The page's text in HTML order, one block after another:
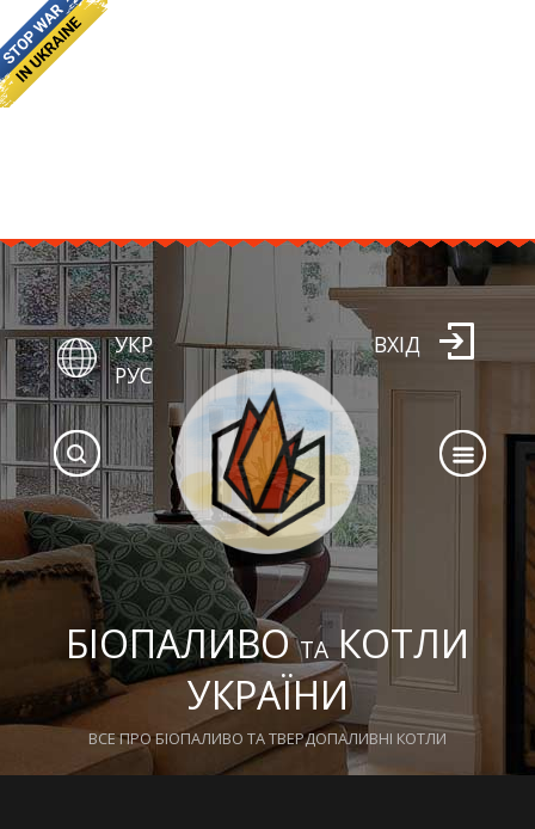
БІОПАЛИВОТАКОТЛИ
УКРАЇНИ
ВСЕ ПРО БІОПАЛИВО ТА ТВЕРДОПАЛИВНІ КОТЛИ
УКР
РУС
ВХІД